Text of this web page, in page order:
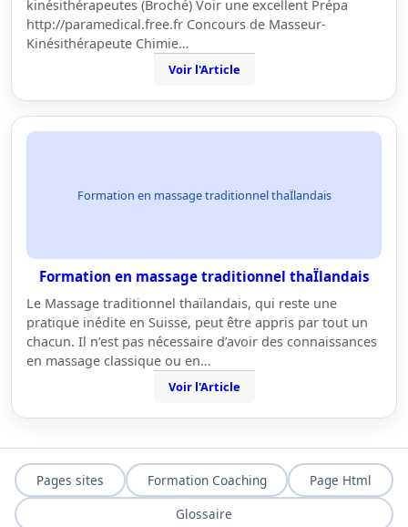
kinésithérapeutes (Broché) Voir une excellent Prépa
http://paramedical.free.fr Concours de Masseur-
Kinésithérapeute Chimie…
Voir l'Article
Formation en massage traditionnel thaÏlandais
Formation en massage traditionnel thaÏlandais
Le Massage traditionnel thaïlandais, qui reste une
pratique inédite en Suisse, peut être appris par tout un
chacun. Il n’est pas nécessaire d’avoir des connaissances
en massage classique ou en…
Voir l'Article
Pages sites Formation Coaching
Page Html
Glossaire